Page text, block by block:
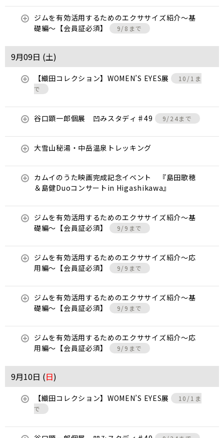
ジムを有効活用するためのエクササイズ紹介〜基
礎編〜【会員証必須】
9/8まで
9月09日 (土)
【織田コレクション】WOMEN’S EYES展
10/1ま
で
谷口顕一郎個展 凹みスタディ♯49 9/24まで
大雪山秘湯・中岳温泉トレッキング
カムイのうた映画完成記念イベント 『島田歌穂
＆島健Duoコンサートin Higashikawa』
ジムを有効活用するためのエクササイズ紹介〜基
礎編〜【会員証必須】
9/9まで
ジムを有効活用するためのエクササイズ紹介〜応
用編〜【会員証必須】
9/9まで
ジムを有効活用するためのエクササイズ紹介〜基
礎編〜【会員証必須】
9/9まで
ジムを有効活用するためのエクササイズ紹介〜応
用編〜【会員証必須】
9/9まで
9月10日 (日)
【織田コレクション】WOMEN’S EYES展
10/1ま
で